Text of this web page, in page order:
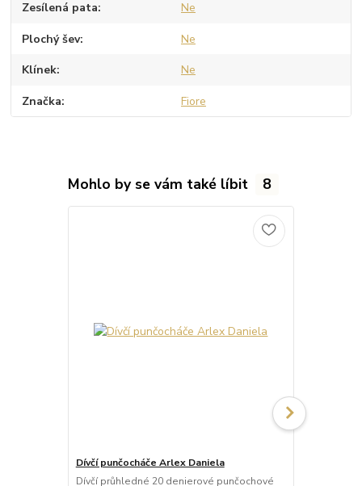
Zesílená pata Ne
Plochý šev Ne
Klínek Ne
Značka Fiore
Mohlo by se vám také líbit 8
Dívčí punčocháče Arlex Daniela
Dívčí průhledné 20 denierové punčochové